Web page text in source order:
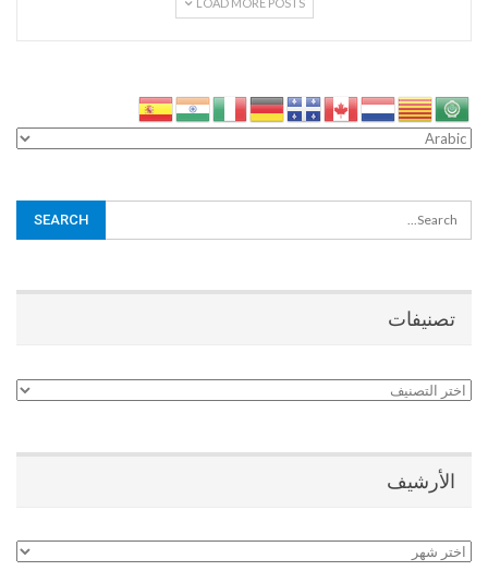
LOAD MORE POSTS
تصنيفات
تصنيفات
الأرشيف
الأرشيف